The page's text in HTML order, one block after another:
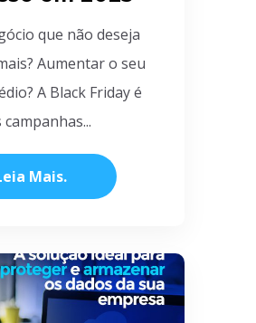
que não deseja
Aumentar o seu
A Black Friday é
campanhas...
Mais